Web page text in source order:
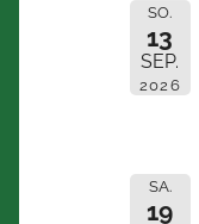
SO.
13
SEP.
2026
SA.
19